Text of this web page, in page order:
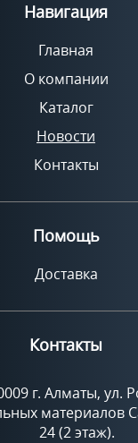
Навигация
Главная
О компании
Каталог
Новости
Контакты
Помощь
Доставка
Контакты
г. Алматы, ул.
материалов
24 (2 этаж).